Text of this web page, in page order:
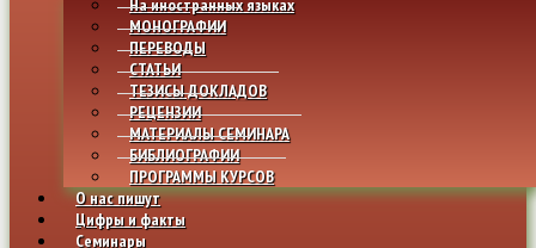
На иностранных языках
МОНОГРАФИИ
ПЕРЕВОДЫ
СТАТЬИ
ТЕЗИСЫ ДОКЛАДОВ
РЕЦЕНЗИИ
МАТЕРИАЛЫ СЕМИНАРА
БИБЛИОГРАФИИ
ПРОГРАММЫ КУРСОВ
О нас пишут
Цифры и факты
Семинары